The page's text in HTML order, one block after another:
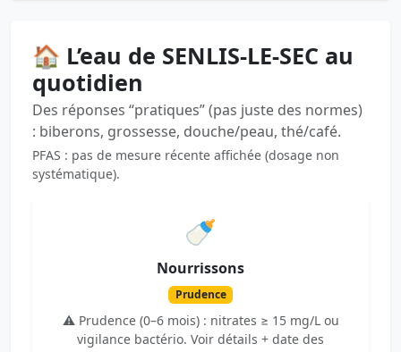
🏠 L’eau de SENLIS-LE-SEC au
quotidien
Des réponses “pratiques” (pas juste des normes)
: biberons, grossesse, douche/peau, thé/café.
PFAS : pas de mesure récente affichée (dosage non
systématique).
🍼
Nourrissons
Prudence
⚠️ Prudence (0–6 mois) : nitrates ≥ 15 mg/L ou
vigilance bactério. Voir détails + date des